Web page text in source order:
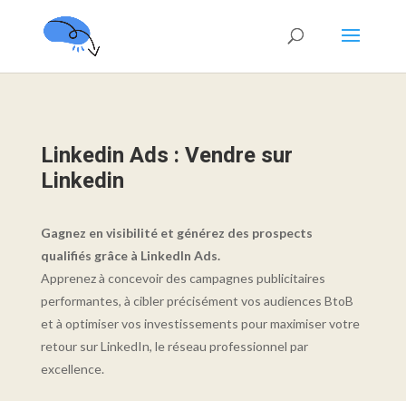
Linkedin Ads : Vendre sur
Linkedin
Gagnez en visibilité et générez des prospects
qualifiés grâce à LinkedIn Ads.
Apprenez à concevoir des campagnes publicitaires
performantes, à cibler précisément vos audiences BtoB
et à optimiser vos investissements pour maximiser votre
retour sur LinkedIn, le réseau professionnel par
excellence.